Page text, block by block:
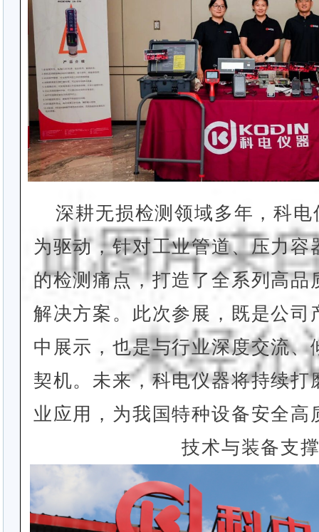
深耕无损检测领域多年，科
为驱动，针对工业管道、压力容
的检测痛点，打造了全系列高品
解决方案。此次参展，既是公司
中展示，也是与行业深度交流、
契机。未来，科电仪器将持续打
业应用，为我国特种设备安全高
技术与装备支